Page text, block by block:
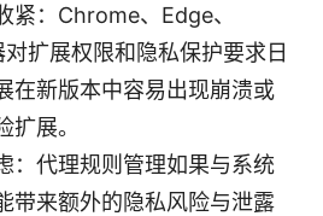
紧：Chrome、Edge、
扩展权限和隐私保护要求日
在新版本中容易出现崩溃或
展。
：代理规则管理如果与系统
带来额外的隐私风险与泄露